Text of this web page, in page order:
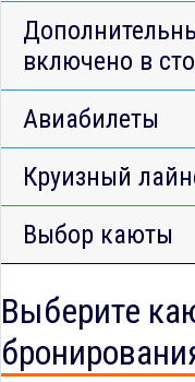
включено в
Авиабилеты
Круизный
Выбор каюты
Выберите